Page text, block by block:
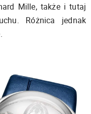
Mille, także i tutaj
Różnica jednak